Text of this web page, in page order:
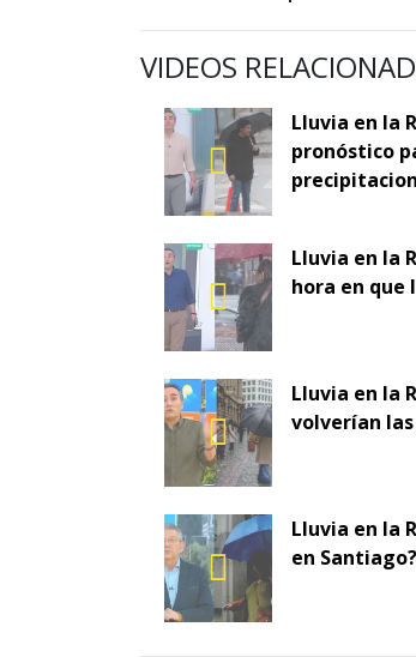
VIDEOS
Lluvia en la
pronóstico
Lluvia en la
hora en que
Lluvia en la
volverían
Lluvia en la
en Santiago?